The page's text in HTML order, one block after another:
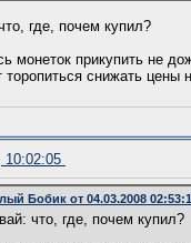
где, почем купил?
монеток прикупить не
торопиться снижать цены
10:02:05
Бобик от 04.03.2008
что, где, почем купил?